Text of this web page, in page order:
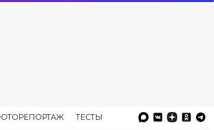
ТЕСТЫ